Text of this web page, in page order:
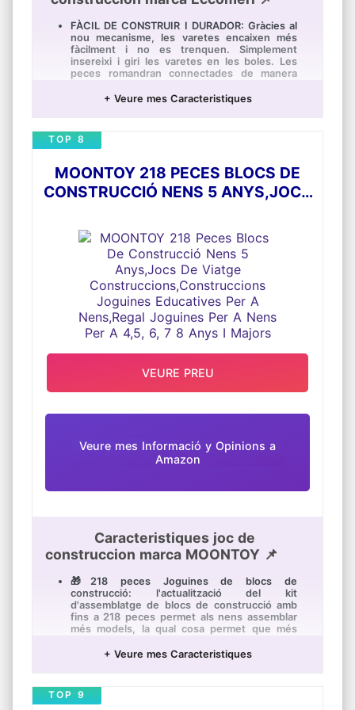
FÀCIL DE CONSTRUIR I DURADOR: Gràcies al
nou mecanisme, les varetes encaixen més
fàcilment i no es trenquen. Simplement
insereixi i giri les varetes en les boles. Les
peces romandran connectades de manera
construir.
juguin i treballin junts per a planificar i
resoldre problemes en construir diferents
coet, un túnel o una casa. Usa-ho també com
a tenda de campanya infantil únicament
agregant un llençol damunt
amb altres nens ajuda a treballar en grup i
desenvolupar les habilitats en equips, fins i
tot pot ser una cosa que tota la família faci
junta. Es pot fer en interiors o a l'aire lliure
SET CONSTRUCCIONS: Inclou 90 peces de
construcció per a nens amb 32 boles i 58
varetes per a construir diferents jocs.
Recomanem comprar 2 kits per a fer
estructures més grans i connectar-les a
través d'un túnel
el producte no és correcte o té alguna
sense problemes - La garantia de fàbrica
+ Veure mes Caracteristiques
MOONTOY 218 PECES BLOCS DE
CONSTRUCCIÓ NENS 5 ANYS,JOCS
CONSTRUCCIONS,CONSTRUCCIONS
JOGUINES EDUCATIVES PER A
NENS,REGAL JOGUINES PER A NENS
PER A 4,5, 6, 7 8 ANYS I MAJORS
TOP 8
Veure mes Informació y Opinions a
Amazon
Caracteristiques joc de
construccion marca MOONTOY 📌
🎁218 peces Joguines de blocs de
construcció: l'actualització del kit
d'assemblatge de blocs de construcció amb
fins a 218 peces permet als nens assemblar
més models, la qual cosa permet que més
germanes o amics i sigui bo per a la
disseny més interessant i amigable per als
nens de patrons assemblats. Aquest joc de
VEURE PREU
+ Veure mes Caracteristiques
TOP 9